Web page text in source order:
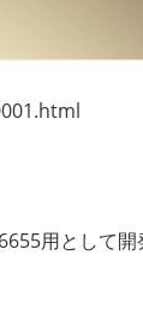
用として開